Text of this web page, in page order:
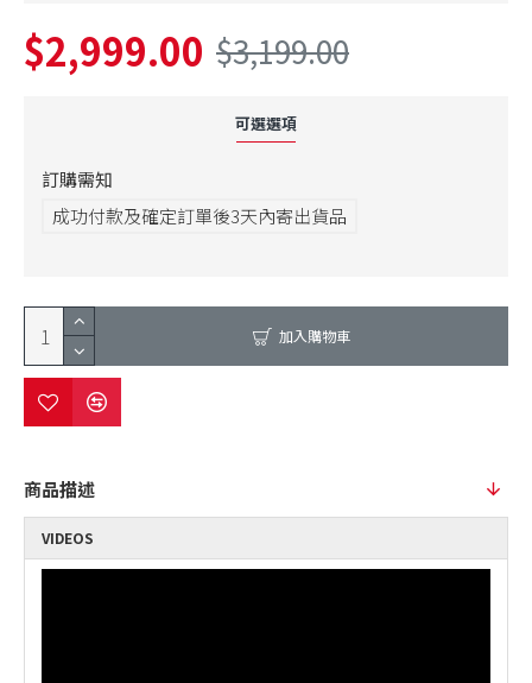
$2,999.00 $3,199.00
可選選項
訂購需知
成功付款及確定訂單後3天內寄出貨品
加入購物車
商品描述
VIDEOS